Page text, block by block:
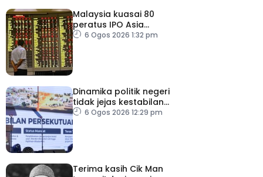
Malaysia kuasai 80
peratus IPO Asia
Tenggara, kumpul AS$1.4
6 Ogos 2026 1:32 pm
Dinamika politik negeri
tidak jejas kestabilan
Kerajaan Perpaduan
6 Ogos 2026 12:29 pm
Terima kasih Cik Man